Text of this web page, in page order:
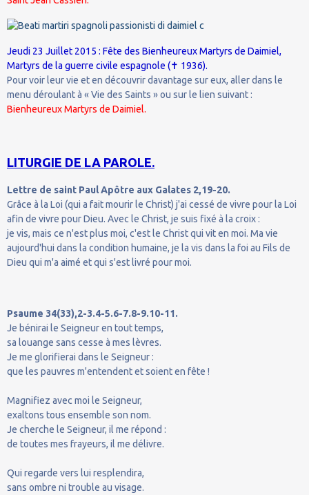
Jeudi 23 Juillet 2015 : Fête des Bienheureux Martyrs de Daimiel,
Martyrs de la guerre civile espagnole (✝ 1936).
Pour voir leur vie et en découvrir davantage sur eux, aller dans le
menu déroulant à « Vie des Saints » ou sur le lien suivant :
Bienheureux Martyrs de Daimiel.
LITURGIE DE LA PAROLE.
Lettre de saint Paul Apôtre aux Galates 2,19-20.
Grâce à la Loi (qui a fait mourir le Christ) j'ai cessé de vivre pour la Loi
afin de vivre pour Dieu. Avec le Christ, je suis fixé à la croix :
je vis, mais ce n'est plus moi, c'est le Christ qui vit en moi. Ma vie
aujourd'hui dans la condition humaine, je la vis dans la foi au Fils de
Dieu qui m'a aimé et qui s'est livré pour moi.
Psaume 34(33),2-3.4-5.6-7.8-9.10-11.
Je bénirai le Seigneur en tout temps,
sa louange sans cesse à mes lèvres.
Je me glorifierai dans le Seigneur :
que les pauvres m'entendent et soient en fête !
Magnifiez avec moi le Seigneur,
exaltons tous ensemble son nom.
Je cherche le Seigneur, il me répond :
de toutes mes frayeurs, il me délivre.
Qui regarde vers lui resplendira,
sans ombre ni trouble au visage.